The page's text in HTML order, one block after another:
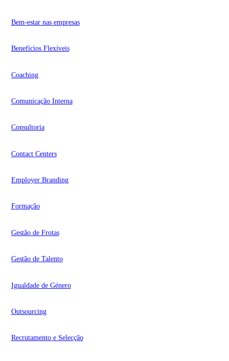
Bem-estar nas empresas
Benefícios Flexíveis
Coaching
Comunicação Interna
Consultoria
Contact Centers
Employer Branding
Formação
Gestão de Frotas
Gestão de Talento
Igualdade de Género
Outsourcing
Recrutamento e Selecção